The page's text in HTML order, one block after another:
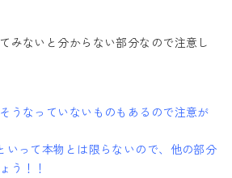
みないと分からない部分なので注意し
うなっていないものもあるので注意が
って本物とは限らないので、他の部分
う！！